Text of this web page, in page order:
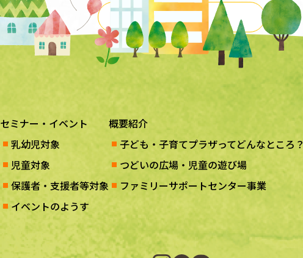
一覧に戻る
セミナー・イベント
乳幼児対象
児童対象
保護者・支援者等対象
イベントのようす
概要紹介
子ども・子育てプラザってどんなところ？
つどいの広場・児童の遊び場
ファミリーサポートセンター事業